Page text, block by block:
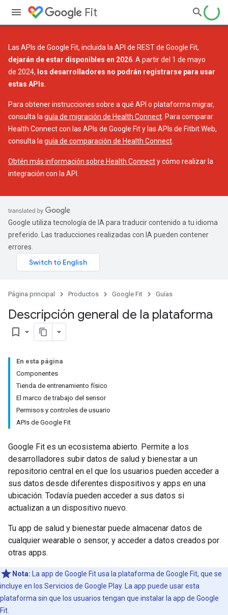
Fit
Las APIs de Google Fit, incluida la API de REST de Google Fit,
dejarán de estar disponibles en 2026 . A partir del 1 de mayo
de 2024, los desarrolladores no podrán registrarse para usar
estas APIs
Para obtener instrucciones sobre a qué API o plataforma migrar,
consulta la guía de migración de Health Connect . Para comparar
Health Connect con las APIs de Google Fit y las APIs de Fitbit Web,
consulta la guía de comparación de Health Connect
Obtén más información sobre Health Connecty cómo realizar la
integración con la API.
Google utiliza tecnología de IA para traducir contenido a tu idioma
preferido. Las traducciones realizadas con IA pueden contener
errores.
Página principal Productos Google Fit Guías
Descripción general de la plataforma
bookmark_border
En esta página
Componentes
Tienda de entrenamiento físico
El marco de trabajo del sensor
Permisos y controles de usuario
APIs de Google Fit
Google Fit es un ecosistema abierto. Permite a los
desarrolladores subir datos de salud y bienestar a un
repositorio central en el que los usuarios pueden acceder a
sus datos desde diferentes dispositivos y apps en una
ubicación. Todavía pueden acceder a sus datos si
actualizan a un dispositivo nuevo.
Tu app de salud y bienestar puede almacenar datos de
cualquier wearable o sensor, y acceder a datos creados por
otras apps.
Nota: La app de Google Fit usa la plataforma de Google Fit, que se
incluye en los Servicios de Google Play. La app puede usar esta
plataforma sin que los usuarios tengan que instalar la app de Google
Fit.